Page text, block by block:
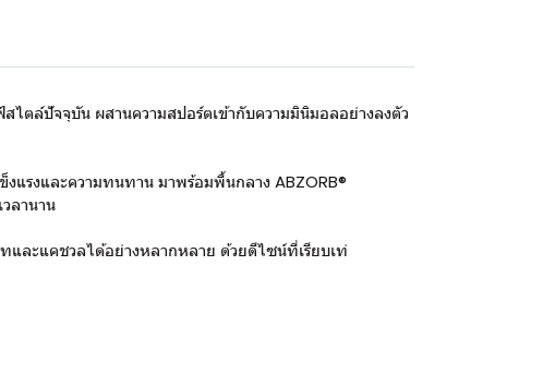
ตล์ปัจจุบัน ผสานความสปอร์ตเข้ากับความมินิมอลอย่างลงตัว
งแรงและความทนทาน มาพร้อมพื้นกลาง ABZORB®
ลานาน
และแคชวลได้อย่างหลากหลาย ด้วยดีไซน์ที่เรียบเท่